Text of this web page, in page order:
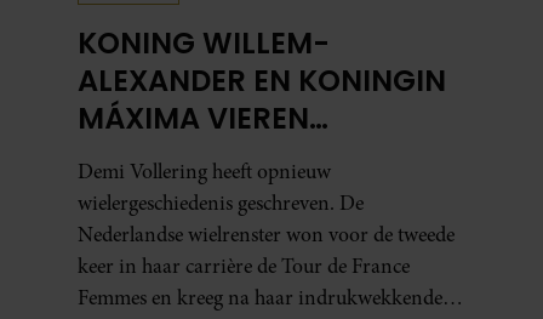
KONING WILLEM-
ALEXANDER EN KONINGIN
MÁXIMA VIEREN
HISTORISCHE ZEGE DEMI
VOLLERING OP TOUR DE
FRANCE FEMMES
Demi Vollering heeft opnieuw
wielergeschiedenis geschreven. De
Nederlandse wielrenster won voor de tweede
keer in haar carrière de Tour de France
Femmes en kreeg na haar indrukwekkende